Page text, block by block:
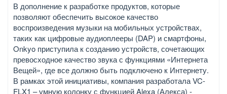
В дополнение к разработке продуктов, которые
позволяют обеспечить высокое качество
воспроизведения музыки на мобильных устройствах,
таких как цифровые аудиоплееры (DAP) и смартфоны,
Onkyo приступила к созданию устройств, сочетающих
превосходное качество звука с функциями «Интернета
Вещей», где все должно быть подключено к Интернету.
В рамках этой инициативы, компания разработала VC-
FLX1 – умную колонку с функцией Alexa (Алекса) -